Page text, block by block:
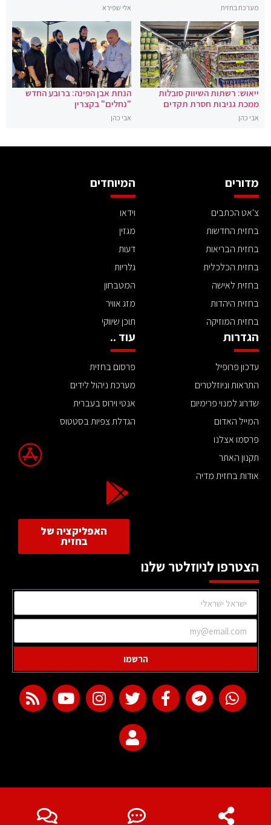
מערכת בחזית אלי שפירא
ייאוש: רשתות השיווק סובלות
ממכת גניבות חסרת תקדים
אבי כהן
הנחת אבן הפינה: ברובע החדש
"נחלים" בקצרין
אבי כהן
מדורים
צ'אט הכתבים
בחזית החדשות
בחזית הבריאות
בחזית הכלכלית
בחזית לאישה
בחזית היהדות
בחזית המוזיקה
המיוחדים
וידאו
מגזין
דעות
גלריות
המטבחון
מזג אוויר
תוכן שיווקי
הגדרות
עדכון פרופיל
התראות וניוזלטרים
שדרוג למנוי פרימיום
המייל האדום
פרסמו אצלנו
תקנון האתר
אודות בחזית מדיה
עוד ..
פרסום בחזית
מערכת ניהול לידים
אנטי וירוס בעברית
הגדלת צפיות בסטטוס
האפליקציה של
בחזית
הצטרפו לניוזלטר שלנו
הרשמו
web development